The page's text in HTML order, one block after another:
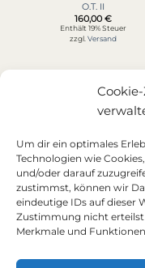
Um dir ein optimales
Technologien wie
und/oder darauf
zustimmst, können wir
eindeutige IDs auf dieser
Zustimmung nicht
Merkmale und
O.T. II
160,00€
Enthält 19% Steuer
zzgl. Versand
160,00€